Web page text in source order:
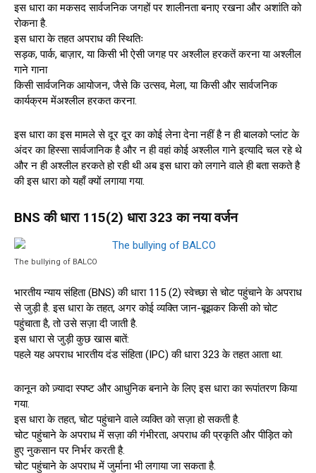
इस धारा का मकसद सार्वजनिक जगहों पर शालीनता बनाए रखना और अशांति को
रोकना है.
इस धारा के तहत अपराध की स्थितिः
सड़क, पार्क, बाज़ार, या किसी भी ऐसी जगह पर अश्लील हरकतें करना या अश्लील
गाने गाना
किसी सार्वजनिक आयोजन, जैसे कि उत्सव, मेला, या किसी और सार्वजनिक
कार्यक्रम मेंअश्लील हरकत करना.
इस धारा का इस मामले से दूर दूर का कोई लेना देना नहीं है न ही बालको प्लांट के
अंदर का हिस्सा सार्वजानिक है और न ही वहां कोई अश्लील गाने इत्यादि चल रहे थे
और न ही अश्लील हरकते हो रही थी अब इस धारा को लगाने वाले ही बता सकते है
की इस धारा को यहाँ क्यों लगाया गया.
BNS की धारा 115(2) धारा 323 का नया वर्जन
The bullying of BALCO
भारतीय न्याय संहिता (BNS) की धारा 115 (2) स्वेच्छा से चोट पहुंचाने के अपराध
से जुड़ी है. इस धारा के तहत, अगर कोई व्यक्ति जान-बूझकर किसी को चोट
पहुंचाता है, तो उसे सज़ा दी जाती है.
इस धारा से जुड़ी कुछ खास बातें:
पहले यह अपराध भारतीय दंड संहिता (IPC) की धारा 323 के तहत आता था.
कानून को ज़्यादा स्पष्ट और आधुनिक बनाने के लिए इस धारा का रूपांतरण किया
गया.
इस धारा के तहत, चोट पहुंचाने वाले व्यक्ति को सज़ा हो सकती है.
चोट पहुंचाने के अपराध में सज़ा की गंभीरता, अपराध की प्रकृति और पीड़ित को
हुए नुकसान पर निर्भर करती है.
चोट पहुंचाने के अपराध में जुर्माना भी लगाया जा सकता है.